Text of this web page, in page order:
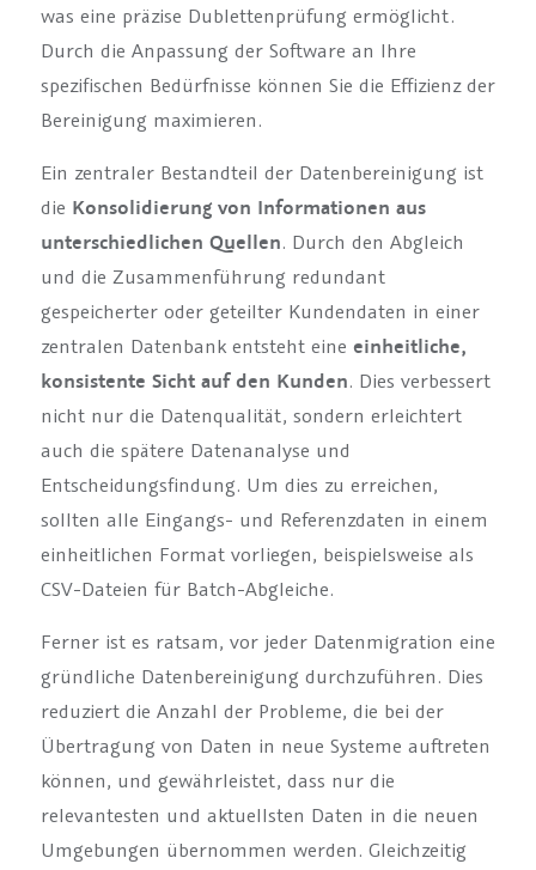
was eine präzise Dublettenprüfung ermöglicht.
Durch die Anpassung der Software an Ihre
spezifischen Bedürfnisse können Sie die Effizienz der
Bereinigung maximieren.
Ein zentraler Bestandteil der Datenbereinigung ist
die Konsolidierung von Informationen aus
unterschiedlichen Quellen. Durch den Abgleich
und die Zusammenführung redundant
gespeicherter oder geteilter Kundendaten in einer
zentralen Datenbank entsteht eine einheitliche,
konsistente Sicht auf den Kunden. Dies verbessert
nicht nur die Datenqualität, sondern erleichtert
auch die spätere Datenanalyse und
Entscheidungsfindung. Um dies zu erreichen,
sollten alle Eingangs- und Referenzdaten in einem
einheitlichen Format vorliegen, beispielsweise als
CSV-Dateien für Batch-Abgleiche.
Ferner ist es ratsam, vor jeder Datenmigration eine
gründliche Datenbereinigung durchzuführen. Dies
reduziert die Anzahl der Probleme, die bei der
Übertragung von Daten in neue Systeme auftreten
können, und gewährleistet, dass nur die
relevantesten und aktuellsten Daten in die neuen
Umgebungen übernommen werden. Gleichzeitig